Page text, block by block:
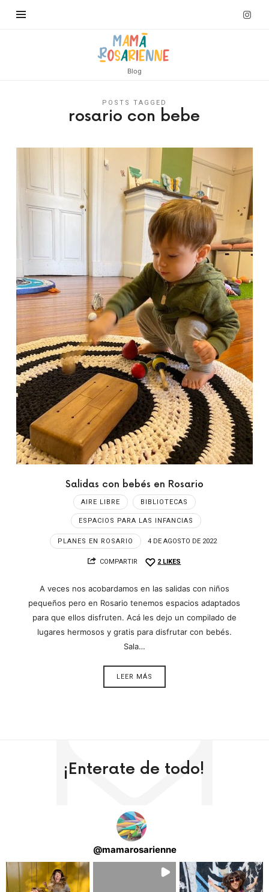
Blog
POSTS TAGGED
rosario con bebe
Salidas con bebés en Rosario
AIRE LIBRE BIBLIOTECAS
ESPACIOS PARA LAS INFANCIAS
PLANES EN ROSARIO 4 DE AGOSTO DE 2022
COMPARTIR 2 LIKES
A veces nos acobardamos en las salidas con niños
pequeños pero en Rosario tenemos espacios adaptados
para que ellos disfruten. Acá les dejo un compilado de
lugares hermosos y gratis para disfrutar con bebés.
Sala…
LEER MÁS
¡Enterate de todo!
@mamarosarienne